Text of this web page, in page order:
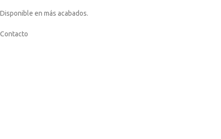
Disponible en más acabados.
Contacto